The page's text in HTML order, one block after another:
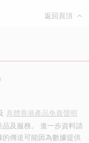
返回頁頂
具體香港產品免責聲明
及服務。 進一步資料請
傳送可能因為數據提供